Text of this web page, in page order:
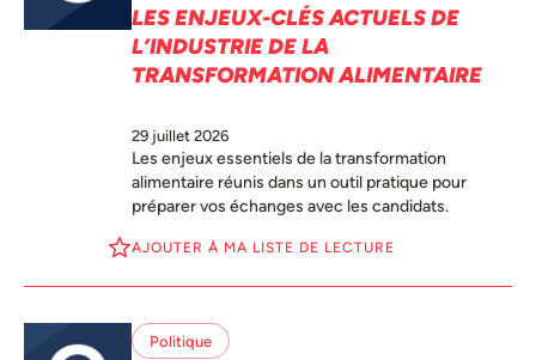
LES ENJEUX-CLÉS ACTUELS DE
L’INDUSTRIE DE LA
TRANSFORMATION ALIMENTAIRE
29 juillet 2026
Les enjeux essentiels de la transformation
alimentaire réunis dans un outil pratique pour
préparer vos échanges avec les candidats.
AJOUTER À MA LISTE DE LECTURE
Politique